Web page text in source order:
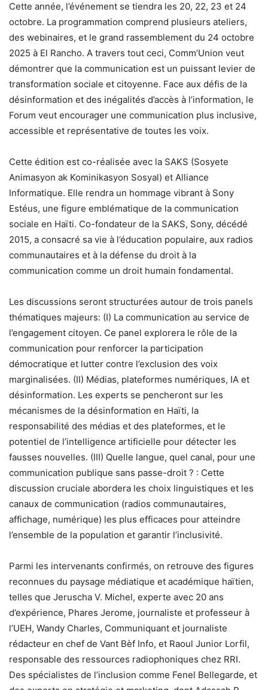
Cette année, l’événement se tiendra les 20, 22, 23 et 24
octobre. La programmation comprend plusieurs ateliers,
des webinaires, et le grand rassemblement du 24 octobre
2025 à El Rancho. A travers tout ceci, Comm’Union veut
démontrer que la communication est un puissant levier de
transformation sociale et citoyenne. Face aux défis de la
désinformation et des inégalités d’accès à l’information, le
Forum veut encourager une communication plus inclusive,
accessible et représentative de toutes les voix.
Cette édition est co-réalisée avec la SAKS (Sosyete
Animasyon ak Kominikasyon Sosyal) et Alliance
Informatique. Elle rendra un hommage vibrant à Sony
Estéus, une figure emblématique de la communication
sociale en Haïti. Co-fondateur de la SAKS, Sony, décédé
2015, a consacré sa vie à l’éducation populaire, aux radios
communautaires et à la défense du droit à la
communication comme un droit humain fondamental.
Les discussions seront structurées autour de trois panels
thématiques majeurs: (I) La communication au service de
l’engagement citoyen. Ce panel explorera le rôle de la
communication pour renforcer la participation
démocratique et lutter contre l’exclusion des voix
marginalisées. (II) Médias, plateformes numériques, IA et
désinformation. Les experts se pencheront sur les
mécanismes de la désinformation en Haïti, la
responsabilité des médias et des plateformes, et le
potentiel de l’intelligence artificielle pour détecter les
fausses nouvelles. (III) Quelle langue, quel canal, pour une
communication publique sans passe-droit ? : Cette
discussion cruciale abordera les choix linguistiques et les
canaux de communication (radios communautaires,
affichage, numérique) les plus efficaces pour atteindre
l’ensemble de la population et garantir l’inclusivité.
Parmi les intervenants confirmés, on retrouve des figures
reconnues du paysage médiatique et académique haïtien,
telles que Jeruscha V. Michel, experte avec 20 ans
d’expérience, Phares Jerome, journaliste et professeur à
l’UEH, Wandy Charles, Communiquant et journaliste
rédacteur en chef de Vant Bèf Info, et Raoul Junior Lorfil,
responsable des ressources radiophoniques chez RRI.
Des spécialistes de l’inclusion comme Fenel Bellegarde, et